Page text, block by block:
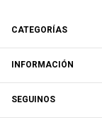
CATEGORÍAS
INFORMACIÓN
SEGUINOS